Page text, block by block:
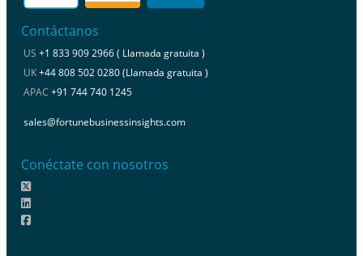
Contáctanos
US +1 833 909 2966 ( Llamada gratuita )
UK+44 808 502 0280 (Llamada gratuita )
APAC +91 744 740 1245
sales@fortunebusinessinsights.com
Conéctate con nosotros